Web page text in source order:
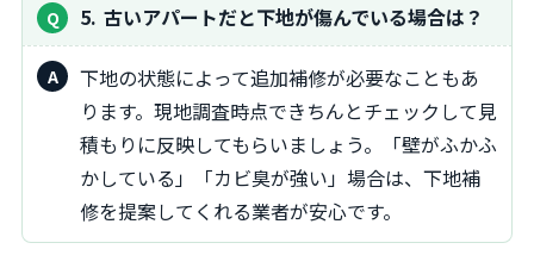
5 古いアパートだと下地が傷んでいる場合は？
下地の状態によって追加補修が必要なこともあ
ります。現地調査時点できちんとチェックして見
積もりに反映してもらいましょう。「壁がふかふ
かしている」「カビ臭が強い」場合は、下地補
修を提案してくれる業者が安心です。